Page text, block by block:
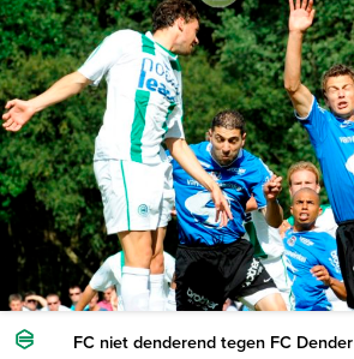
FC niet denderend tegen FC Dender